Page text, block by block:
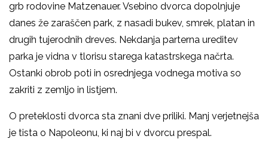
grb rodovine Matzenauer. Vsebino dvorca dopolnjuje
danes že zaraščen park, z nasadi bukev, smrek, platan in
drugih tujerodnih dreves. Nekdanja parterna ureditev
parka je vidna v tlorisu starega katastrskega načrta.
Ostanki obrob poti in osrednjega vodnega motiva so
zakriti z zemljo in listjem.
O preteklosti dvorca sta znani dve priliki. Manj verjetnejša
je tista o Napoleonu, ki naj bi v dvorcu prespal.